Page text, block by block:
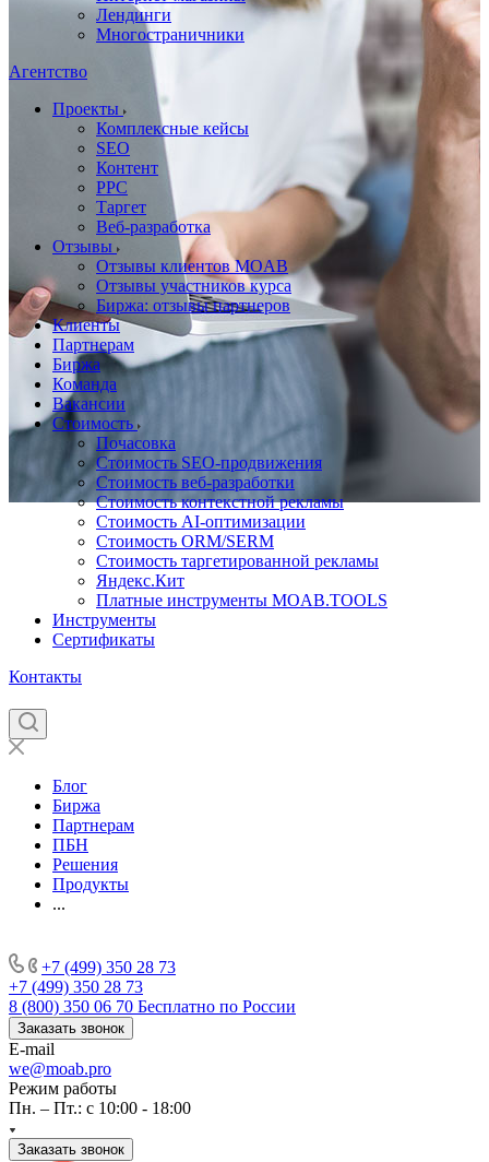
Лендинги
Многостраничники
Агентство
Проекты
Комплексные кейсы
SEO
Контент
PPC
Таргет
Веб-разработка
Отзывы
Отзывы клиентов MOAB
Отзывы участников курса
Биржа: отзывы партнеров
Клиенты
Партнерам
Биржа
Команда
Вакансии
Стоимость
Почасовка
Стоимость SEO-продвижения
Стоимость веб-разработки
Стоимость контекстной рекламы
Стоимость AI-оптимизации
Стоимость ORM/SERM
Стоимость таргетированной рекламы
Яндекс.Кит
Платные инструменты MOAB.TOOLS
Инструменты
Сертификаты
Контакты
Блог
Биржа
Партнерам
ПБН
Решения
Продукты
...
+7 (499) 350 28 73
+7 (499) 350 28 73
8 (800) 350 06 70 Бесплатно по России
Заказать звонок
E-mail
we@moab.pro
Режим работы
Пн. – Пт.: с 10:00 - 18:00
Заказать звонок